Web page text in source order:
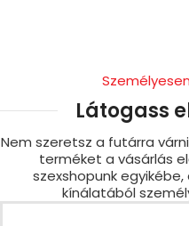
Látogass
Nem szeretsz a futárra
terméket a vásárlás
szexshopunk
kínálatából